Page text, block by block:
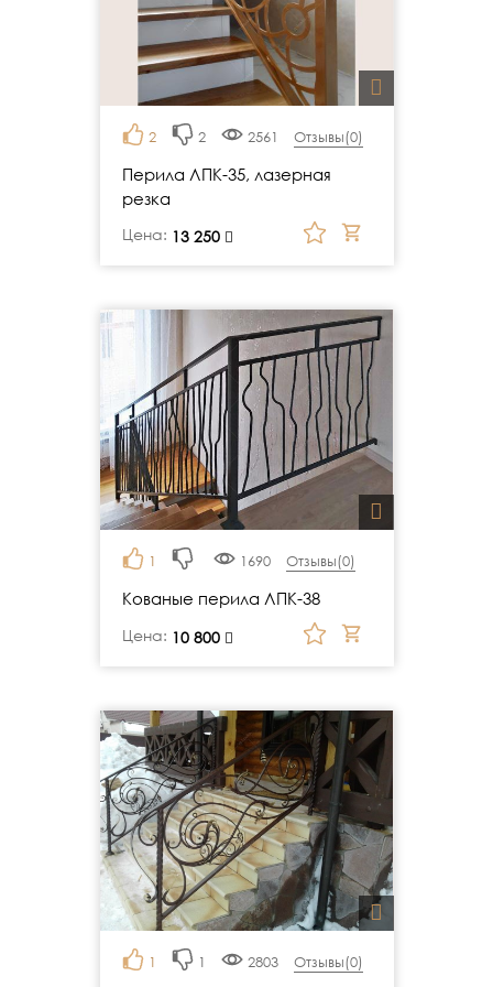
2 2 2561 Отзывы(0)
Перила ЛПК-35, лазерная
резка
Цена: 13 250
руб.
1 1690 Отзывы(0)
Кованые перила ЛПК-38
Цена: 10 800
руб.
1 1 2803 Отзывы(0)